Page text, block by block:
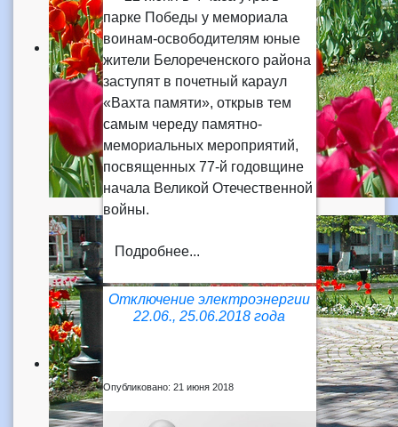
парке Победы у мемориала
воинам-освободителям юные
жители Белореченского района
заступят в почетный караул
«Вахта памяти», открыв тем
самым череду памятно-
мемориальных мероприятий,
посвященных 77-й годовщине
начала Великой Отечественной
войны.
Подробнее...
Отключение электроэнергии
22.06., 25.06.2018 года
Опубликовано: 21 июня 2018